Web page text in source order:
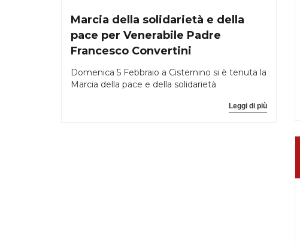
Marcia della solidarietà e della
pace per Venerabile Padre
Francesco Convertini
Domenica 5 Febbraio a Cisternino si è tenuta la
Marcia della pace e della solidarietà
Leggi di più